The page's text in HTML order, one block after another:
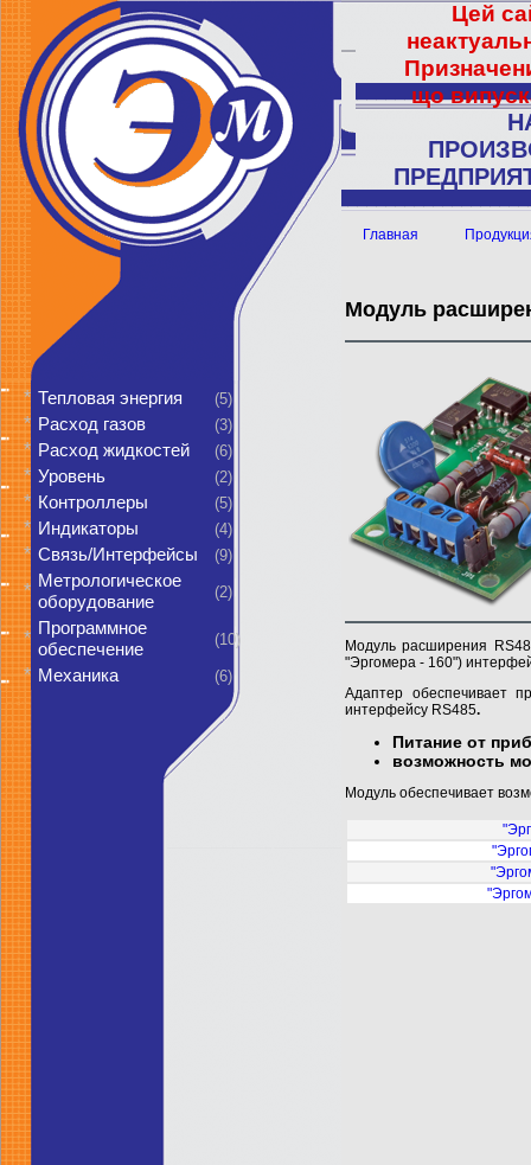
* Тепловая энергия (5)
* Расход газов (3)
* Расход жидкостей (6)
* Уровень (2)
* Контроллеры (5)
* Индикаторы (4)
* Связь/Интерфейсы (9)
* Метрологическое
оборудование
(2)
* Программное
обеспечение
(10)
* Механика (6)
Цей
що
Главная
Модуль
Модуль расширения
"Эргомера - 160")
Адаптер обеспечивает
интерфейсу RS485.
Питание от
возможность
Модуль обеспечивает